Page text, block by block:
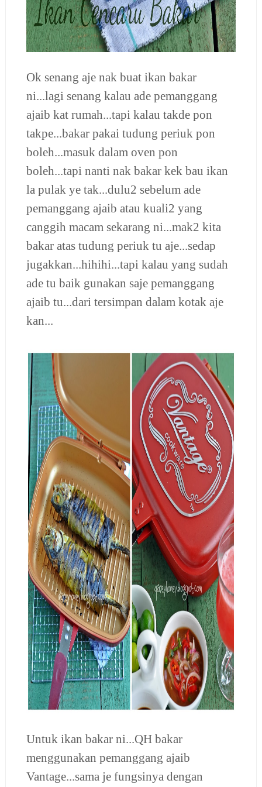
Ok senang aje nak buat ikan bakar
ni...lagi senang kalau ade pemanggang
ajaib kat rumah...tapi kalau takde pon
takpe...bakar pakai tudung periuk pon
boleh...masuk dalam oven pon
boleh...tapi nanti nak bakar kek bau ikan
la pulak ye tak...dulu2 sebelum ade
pemanggang ajaib atau kuali2 yang
canggih macam sekarang ni...mak2 kita
bakar atas tudung periuk tu aje...sedap
jugakkan...hihihi...tapi kalau yang sudah
ade tu baik gunakan saje pemanggang
ajaib tu...dari tersimpan dalam kotak aje
kan...
Untuk ikan bakar ni...QH bakar
menggunakan pemanggang ajaib
Vantage...sama je fungsinya dengan